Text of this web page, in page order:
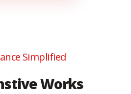
Simplified
Works